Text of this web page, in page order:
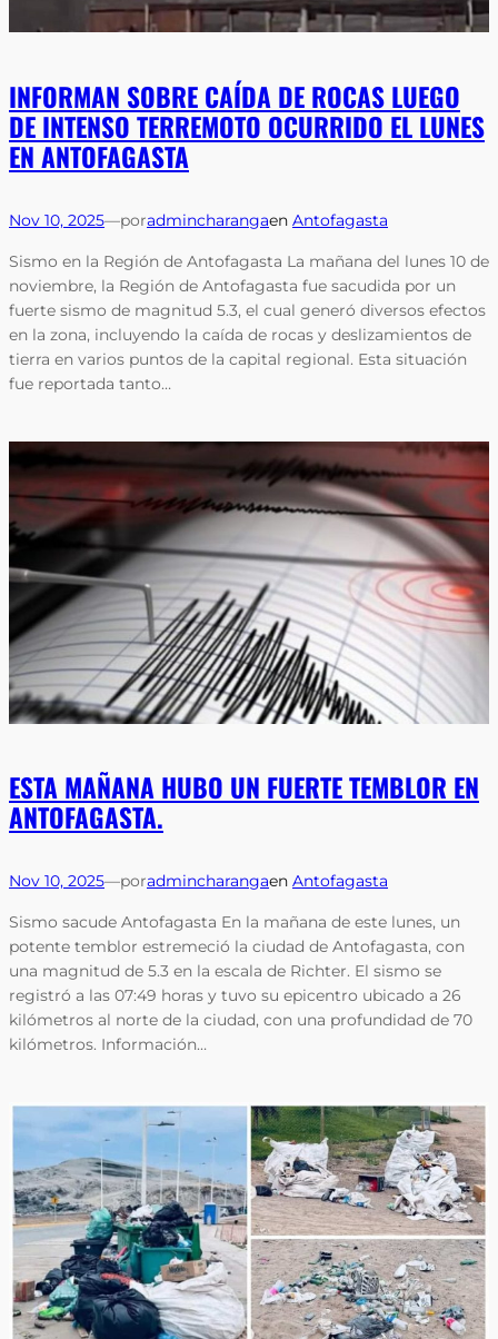
INFORMAN SOBRE CAÍDA DE ROCAS LUEGO
DE INTENSO TERREMOTO OCURRIDO EL LUNES
EN ANTOFAGASTA
Nov 10, 2025—poradmincharangaen Antofagasta
Sismo en la Región de Antofagasta La mañana del lunes 10 de
noviembre, la Región de Antofagasta fue sacudida por un
fuerte sismo de magnitud 5.3, el cual generó diversos efectos
en la zona, incluyendo la caída de rocas y deslizamientos de
tierra en varios puntos de la capital regional. Esta situación
fue reportada tanto…
ESTA MAÑANA HUBO UN FUERTE TEMBLOR EN
ANTOFAGASTA.
Nov 10, 2025—poradmincharangaen Antofagasta
Sismo sacude Antofagasta En la mañana de este lunes, un
potente temblor estremeció la ciudad de Antofagasta, con
una magnitud de 5.3 en la escala de Richter. El sismo se
registró a las 07:49 horas y tuvo su epicentro ubicado a 26
kilómetros al norte de la ciudad, con una profundidad de 70
kilómetros. Información…